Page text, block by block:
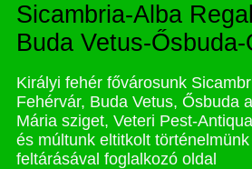
Sicambria-Alba
Buda Vetus-
Királyi fehér fővárosunk
Fehérvár, Buda Vetus, Ősbuda
Mária sziget, Veteri Pest-
és múltunk eltitkolt
feltárásával foglalkozó oldal